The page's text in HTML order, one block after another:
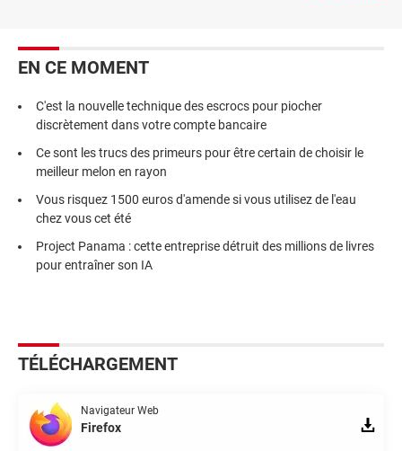
EN CE MOMENT
C'est la nouvelle technique des escrocs pour piocher
discrètement dans votre compte bancaire
Ce sont les trucs des primeurs pour être certain de choisir le
meilleur melon en rayon
Vous risquez 1500 euros d'amende si vous utilisez de l'eau
chez vous cet été
Project Panama : cette entreprise détruit des millions de livres
pour entraîner son IA
TÉLÉCHARGEMENT
Navigateur Web
Firefox